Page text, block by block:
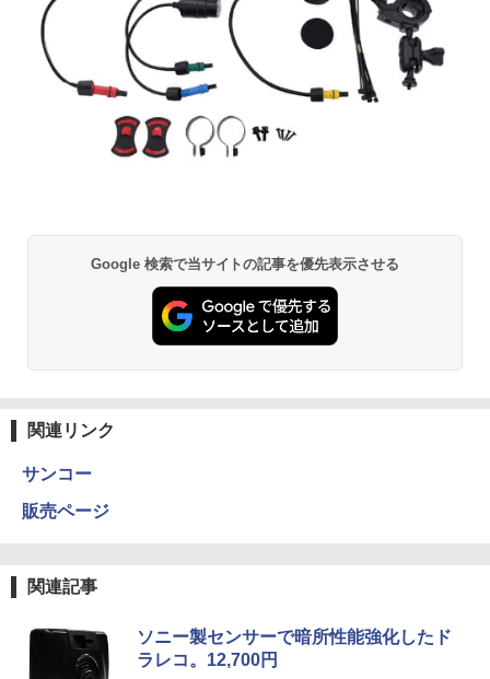
Google 検索で当サイトの記事を優先表示させる
関連リンク
サンコー
販売ページ
関連記事
ソニー製センサーで暗所性能強化したド
ラレコ。12,700円